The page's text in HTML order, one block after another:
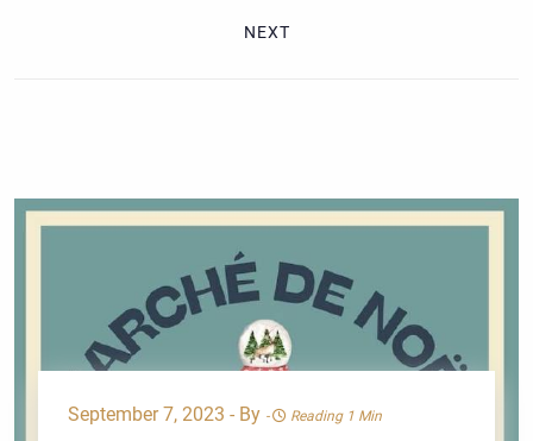
NEXT
September 7, 2023 - By - Reading 1 Min